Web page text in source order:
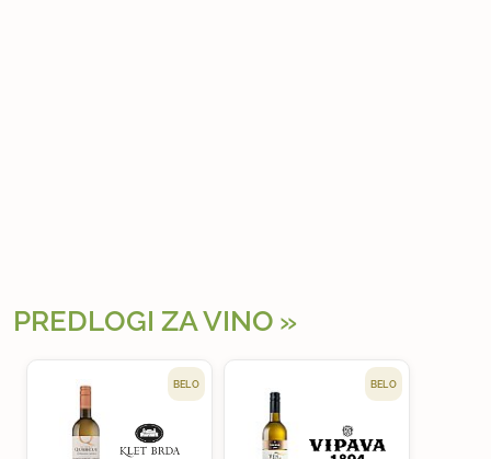
PREDLOGI ZA VINO
BELO BELO